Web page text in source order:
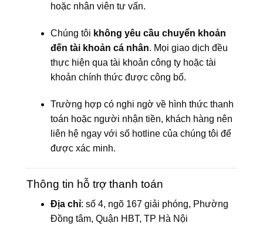
hoặc nhân viên tư vấn.
Chúng tôi không yêu cầu chuyển khoản
đến tài khoản cá nhân. Mọi giao dịch đều
thực hiện qua tài khoản công ty hoặc tài
khoản chính thức được công bố.
Trường hợp có nghi ngờ về hình thức thanh
toán hoặc người nhận tiền, khách hàng nên
liên hệ ngay với số hotline của chúng tôi để
được xác minh.
Thông tin hỗ trợ thanh toán
Địa chỉ: số 4, ngõ 167 giải phóng, Phường
Đồng tâm, Quận HBT, TP Hà Nội